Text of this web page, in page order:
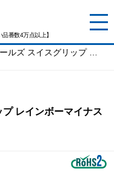
番数4万点以上】
レインボーマイナス